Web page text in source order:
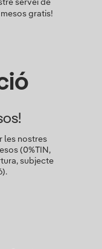
servei de
gratis!
les nostres
(0%TIN,
subjecte